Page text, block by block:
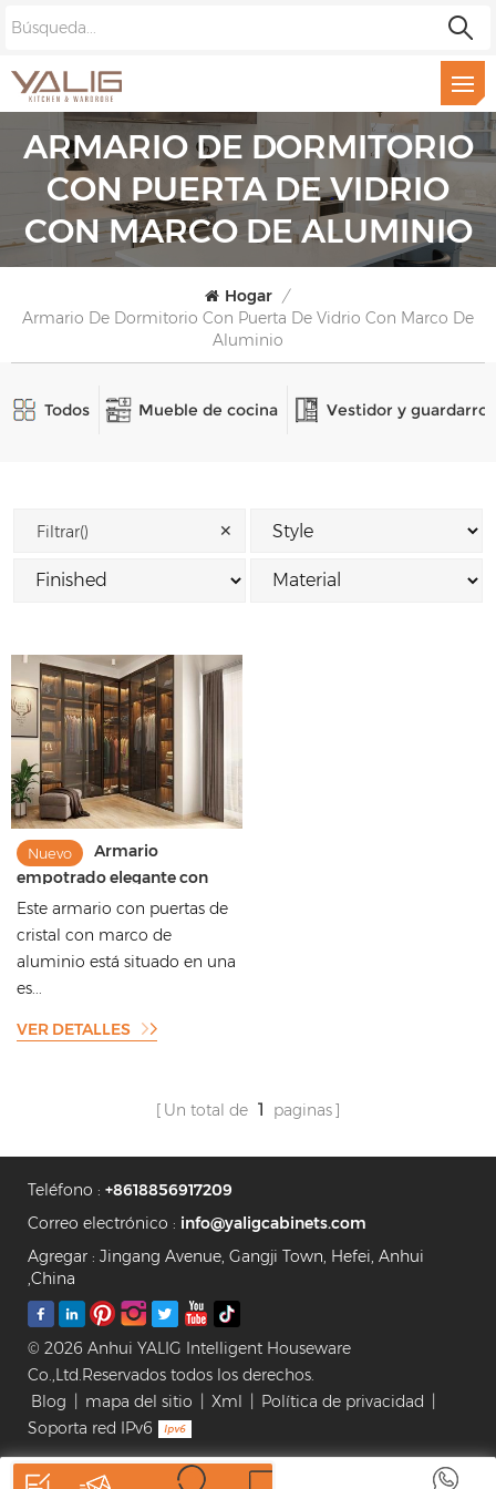
ARMARIO DE DORMITORIO
CON PUERTA DE VIDRIO
CON MARCO DE ALUMINIO
Hogar /
Armario De Dormitorio Con Puerta De Vidrio Con Marco De
Aluminio
Todos Mueble de cocina Vestidor y
Filtrar() ✕
Nuevo
Armario
empotrado elegante con
paneles de vidrio y carcasa
con acabado de melamina
Este armario con puertas de
cristal con marco de
aluminio está situado en una
es...
VER DETALLES
Un total de 1 paginas
Teléfono : +8618856917209
Correo electrónico : info@yaligcabinets.com
Agregar : Jingang Avenue, Gangji Town, Hefei, Anhui
,China
© 2026 Anhui YALIG Intelligent Houseware
Co.,Ltd.Reservados todos los derechos.
Blog
mapa del sitio Xml Política de privacidad
Soporta red IPv6